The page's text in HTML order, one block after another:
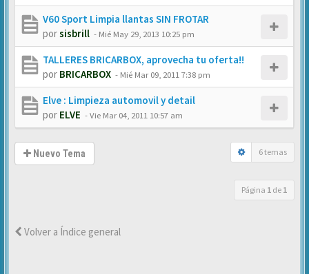
V60 Sport Limpia llantas SIN FROTAR
porsisbrill - Mié May 29, 2013 10:25 pm
TALLERES BRICARBOX, aprovecha tu oferta!!
por BRICARBOX - Mié Mar 09, 2011 7:38 pm
Elve : Limpieza automovil y detail
por ELVE -Vie Mar 04, 2011 10:57 am
Nuevo Tema 6 temas
Página 1 de 1
Volver a Índice general